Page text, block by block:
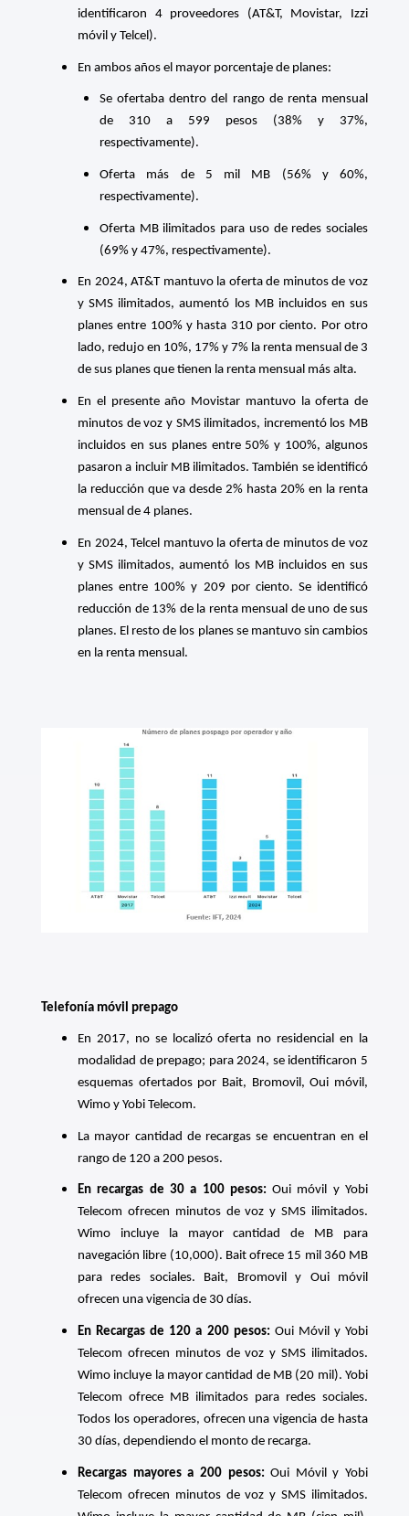
identificaron 4 proveedores (AT&T, Movistar, Izzi
móvil y Telcel).
En ambos años el mayor porcentaje de planes:
Se ofertaba dentro del rango de renta mensual
de 310 a 599 pesos (38% y 37%,
respectivamente).
Oferta más de 5 mil MB (56% y 60%,
respectivamente).
Oferta MB ilimitados para uso de redes sociales
(69% y 47%, respectivamente).
En 2024, AT&T mantuvo la oferta de minutos de voz
y SMS ilimitados, aumentó los MB incluidos en sus
planes entre 100% y hasta 310 por ciento. Por otro
lado, redujo en 10%, 17% y 7% la renta mensual de 3
de sus planes que tienen la renta mensual más alta.
En el presente año Movistar mantuvo la oferta de
minutos de voz y SMS ilimitados, incrementó los MB
incluidos en sus planes entre 50% y 100%, algunos
pasaron a incluir MB ilimitados. También se identificó
la reducción que va desde 2% hasta 20% en la renta
mensual de 4 planes.
En 2024, Telcel mantuvo la oferta de minutos de voz
y SMS ilimitados, aumentó los MB incluidos en sus
planes entre 100% y 209 por ciento. Se identificó
reducción de 13% de la renta mensual de uno de sus
planes. El resto de los planes se mantuvo sin cambios
en la renta mensual.
Telefonía móvil prepago
En 2017, no se localizó oferta no residencial en la
modalidad de prepago; para 2024, se identificaron 5
esquemas ofertados por Bait, Bromovil, Oui móvil,
Wimo y Yobi Telecom.
La mayor cantidad de recargas se encuentran en el
rango de 120 a 200 pesos.
En recargas de 30 a 100 pesos:Oui móvil y Yobi
Telecom ofrecen minutos de voz y SMS ilimitados.
Wimo incluye la mayor cantidad de MB para
navegación libre (10,000). Bait ofrece 15 mil 360 MB
para redes sociales. Bait, Bromovil y Oui móvil
ofrecen una vigencia de 30 días.
En Recargas de 120 a 200 pesos: Oui Móvil y Yobi
Telecom ofrecen minutos de voz y SMS ilimitados.
Wimo incluye la mayor cantidad de MB (20 mil). Yobi
Telecom ofrece MB ilimitados para redes sociales.
Todos los operadores, ofrecen una vigencia de hasta
30 días, dependiendo el monto de recarga.
Recargas mayores a 200 pesos:Oui Móvil y Yobi
Telecom ofrecen minutos de voz y SMS ilimitados.